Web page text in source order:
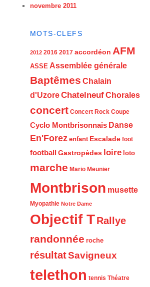
novembre 2011
MOTS-CLEFS
2012 2016 2017 accordéon AFM
ASSE Assemblée générale
Baptêmes Chalain
d'UzoreChatelneufChorales
concert Concert Rock Coupe
Cyclo Montbrisonnais Danse
En'Forez enfant Escalade foot
football Gastropèdes loire loto
marche Mario Meunier
Montbrison musette
Myopathie Notre Dame
Objectif TRallye
randonnée roche
résultatSavigneux
telethon tennis Théatre